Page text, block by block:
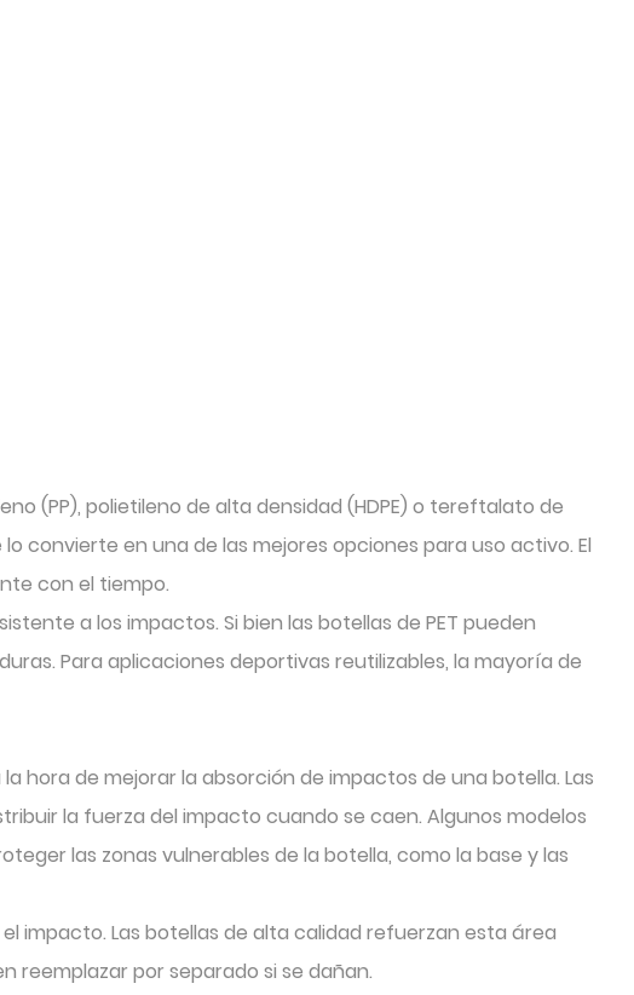
(PP), polietileno de alta densidad (HDPE) o tereftalato de
convierte en una de las mejores opciones para uso activo. El
con el tiempo.
a los impactos. Si bien las botellas de PET pueden
Para aplicaciones deportivas reutilizables, la mayoría de
hora de mejorar la absorción de impactos de una botella. Las
la fuerza del impacto cuando se caen. Algunos modelos
las zonas vulnerables de la botella, como la base y las
impacto. Las botellas de alta calidad refuerzan esta área
reemplazar por separado si se dañan.